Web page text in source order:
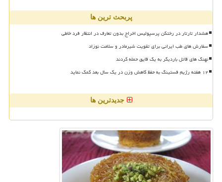
پربحث ترین ها
هشدار تارتار در رختکن پرسپولیس اخراج بدون تعارف در انتظار فرد خاطی
سفارش های طب ایرانی برای تقویت شیرمادر و سلامت نوزاد
نهنگ های قاتل باردیگر به یک قایق حمله کردند
۱۲ هفته رژیم فستینگ به حفظ کاهش وزن در یک سال بعد کمک نماید
جدیدترین ها